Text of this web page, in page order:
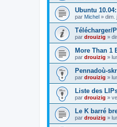
Ubuntu
par Michel » dim.
Télécharger/
par drouizig »
More Than 1
par drouizig »
Pennadoù-
par drouizig »
Liste des
par drouizig »
Le K barré
par drouizig »